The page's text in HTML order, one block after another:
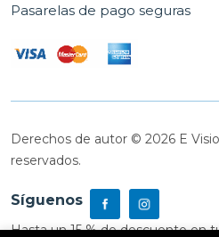
Pasarelas de pago seguras
Derechos de autor © 2026 E
reservados.
Síguenos
Hasta un 15 % de descuento en